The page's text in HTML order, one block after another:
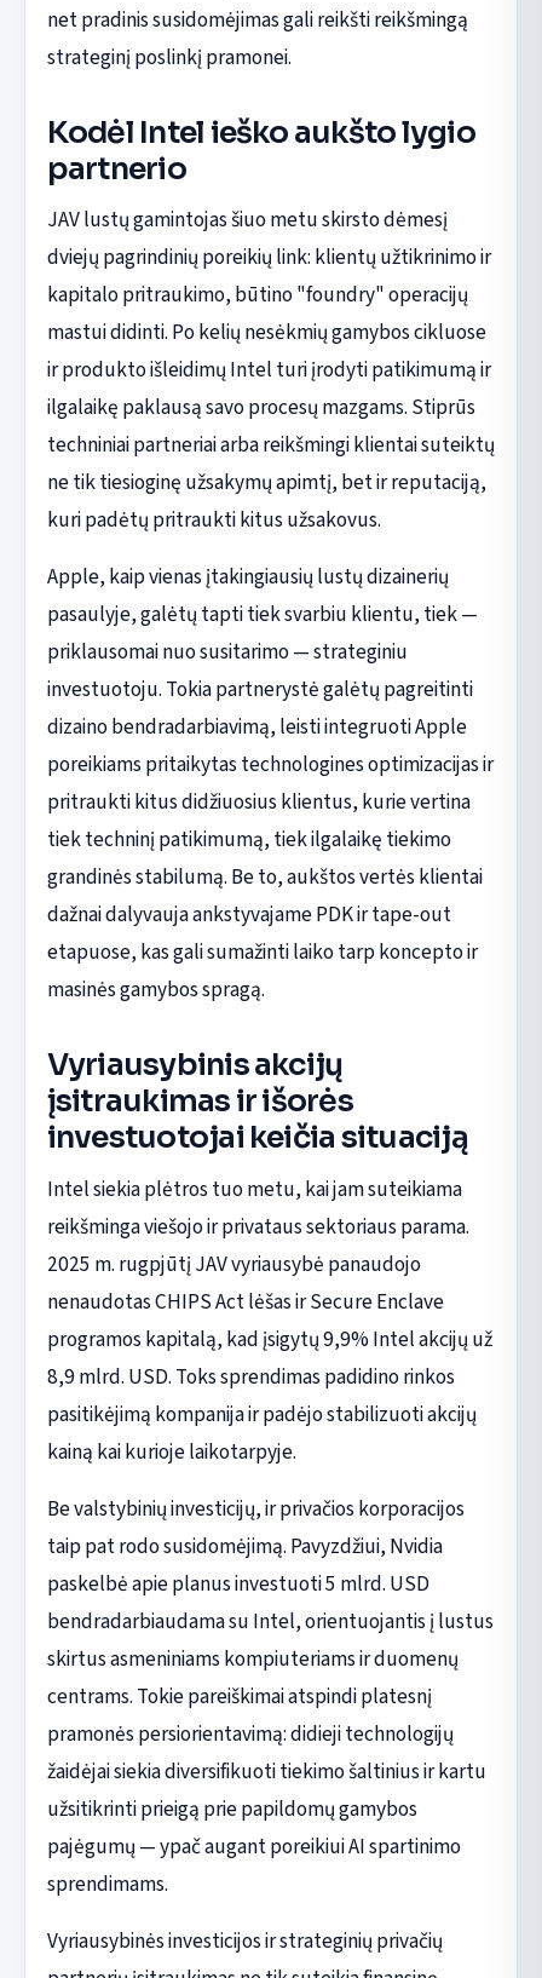
net pradinis susidomėjimas gali reikšti reikšmingą
strateginį poslinkį pramonei.
Kodėl Intel ieško aukšto lygio
partnerio
JAV lustų gamintojas šiuo metu skirsto dėmesį
dviejų pagrindinių poreikių link: klientų užtikrinimo ir
kapitalo pritraukimo, būtino "foundry" operacijų
mastui didinti. Po kelių nesėkmių gamybos cikluose
ir produkto išleidimų Intel turi įrodyti patikimumą ir
ilgalaikę paklausą savo procesų mazgams. Stiprūs
techniniai partneriai arba reikšmingi klientai suteiktų
ne tik tiesioginę užsakymų apimtį, bet ir reputaciją,
kuri padėtų pritraukti kitus užsakovus.
Apple, kaip vienas įtakingiausių lustų dizainerių
pasaulyje, galėtų tapti tiek svarbiu klientu, tiek —
priklausomai nuo susitarimo — strateginiu
investuotoju. Tokia partnerystė galėtų pagreitinti
dizaino bendradarbiavimą, leisti integruoti Apple
poreikiams pritaikytas technologines optimizacijas ir
pritraukti kitus didžiuosius klientus, kurie vertina
tiek techninį patikimumą, tiek ilgalaikę tiekimo
grandinės stabilumą. Be to, aukštos vertės klientai
dažnai dalyvauja ankstyvajame PDK ir tape-out
etapuose, kas gali sumažinti laiko tarp koncepto ir
masinės gamybos spragą.
Vyriausybinis akcijų
įsitraukimas ir išorės
investuotojai keičia situaciją
Intel siekia plėtros tuo metu, kai jam suteikiama
reikšminga viešojo ir privataus sektoriaus parama.
2025 m. rugpjūtį JAV vyriausybė panaudojo
nenaudotas CHIPS Act lėšas ir Secure Enclave
programos kapitalą, kad įsigytų 9,9% Intel akcijų už
8,9 mlrd. USD. Toks sprendimas padidino rinkos
pasitikėjimą kompanija ir padėjo stabilizuoti akcijų
kainą kai kurioje laikotarpyje.
Be valstybinių investicijų, ir privačios korporacijos
taip pat rodo susidomėjimą. Pavyzdžiui, Nvidia
paskelbė apie planus investuoti 5 mlrd. USD
bendradarbiaudama su Intel, orientuojantis į lustus
skirtus asmeniniams kompiuteriams ir duomenų
centrams. Tokie pareiškimai atspindi platesnį
pramonės persiorientavimą: didieji technologijų
žaidėjai siekia diversifikuoti tiekimo šaltinius ir kartu
užsitikrinti prieigą prie papildomų gamybos
pajėgumų — ypač augant poreikiui AI spartinimo
sprendimams.
Vyriausybinės investicijos ir strateginių privačių